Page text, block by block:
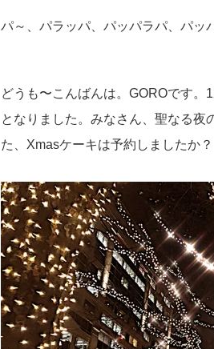
パ～、パラッパ、パッパラパ、パッ
どうも〜こんばんは。GOROです。
となりました。みなさん、聖なる夜
た、Xmasケーキは予約しましたか？